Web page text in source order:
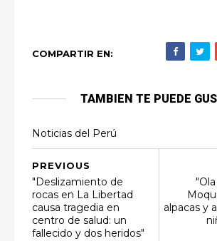
COMPARTIR EN:
TAMBIEN TE PUEDE
Noticias del Perú
alpacas y
PREVIOUS
"Deslizamiento de
rocas en La Libertad
causa tragedia en
centro de salud: un
fallecido y dos heridos"